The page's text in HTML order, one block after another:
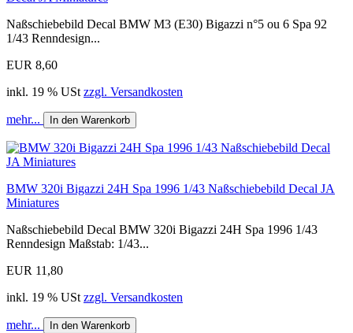
Naßschiebebild Decal BMW M3 (E30) Bigazzi n°5 ou 6 Spa 92
1/43 Renndesign...
EUR 8,60
inkl. 19 % USt zzgl. Versandkosten
mehr... In den Warenkorb
BMW 320i Bigazzi 24H Spa 1996 1/43 Naßschiebebild Decal JA
Miniatures
Naßschiebebild Decal BMW 320i Bigazzi 24H Spa 1996 1/43
Renndesign Maßstab: 1/43...
EUR 11,80
inkl. 19 % USt zzgl. Versandkosten
mehr... In den Warenkorb